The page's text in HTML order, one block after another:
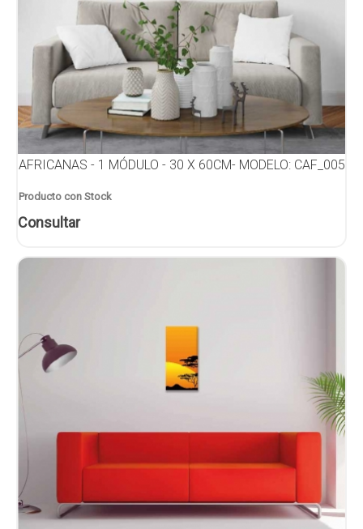
AFRICANAS - 1 MÓDULO - 30 X 60CM- MODELO: CAF_005
Producto con Stock
Consultar